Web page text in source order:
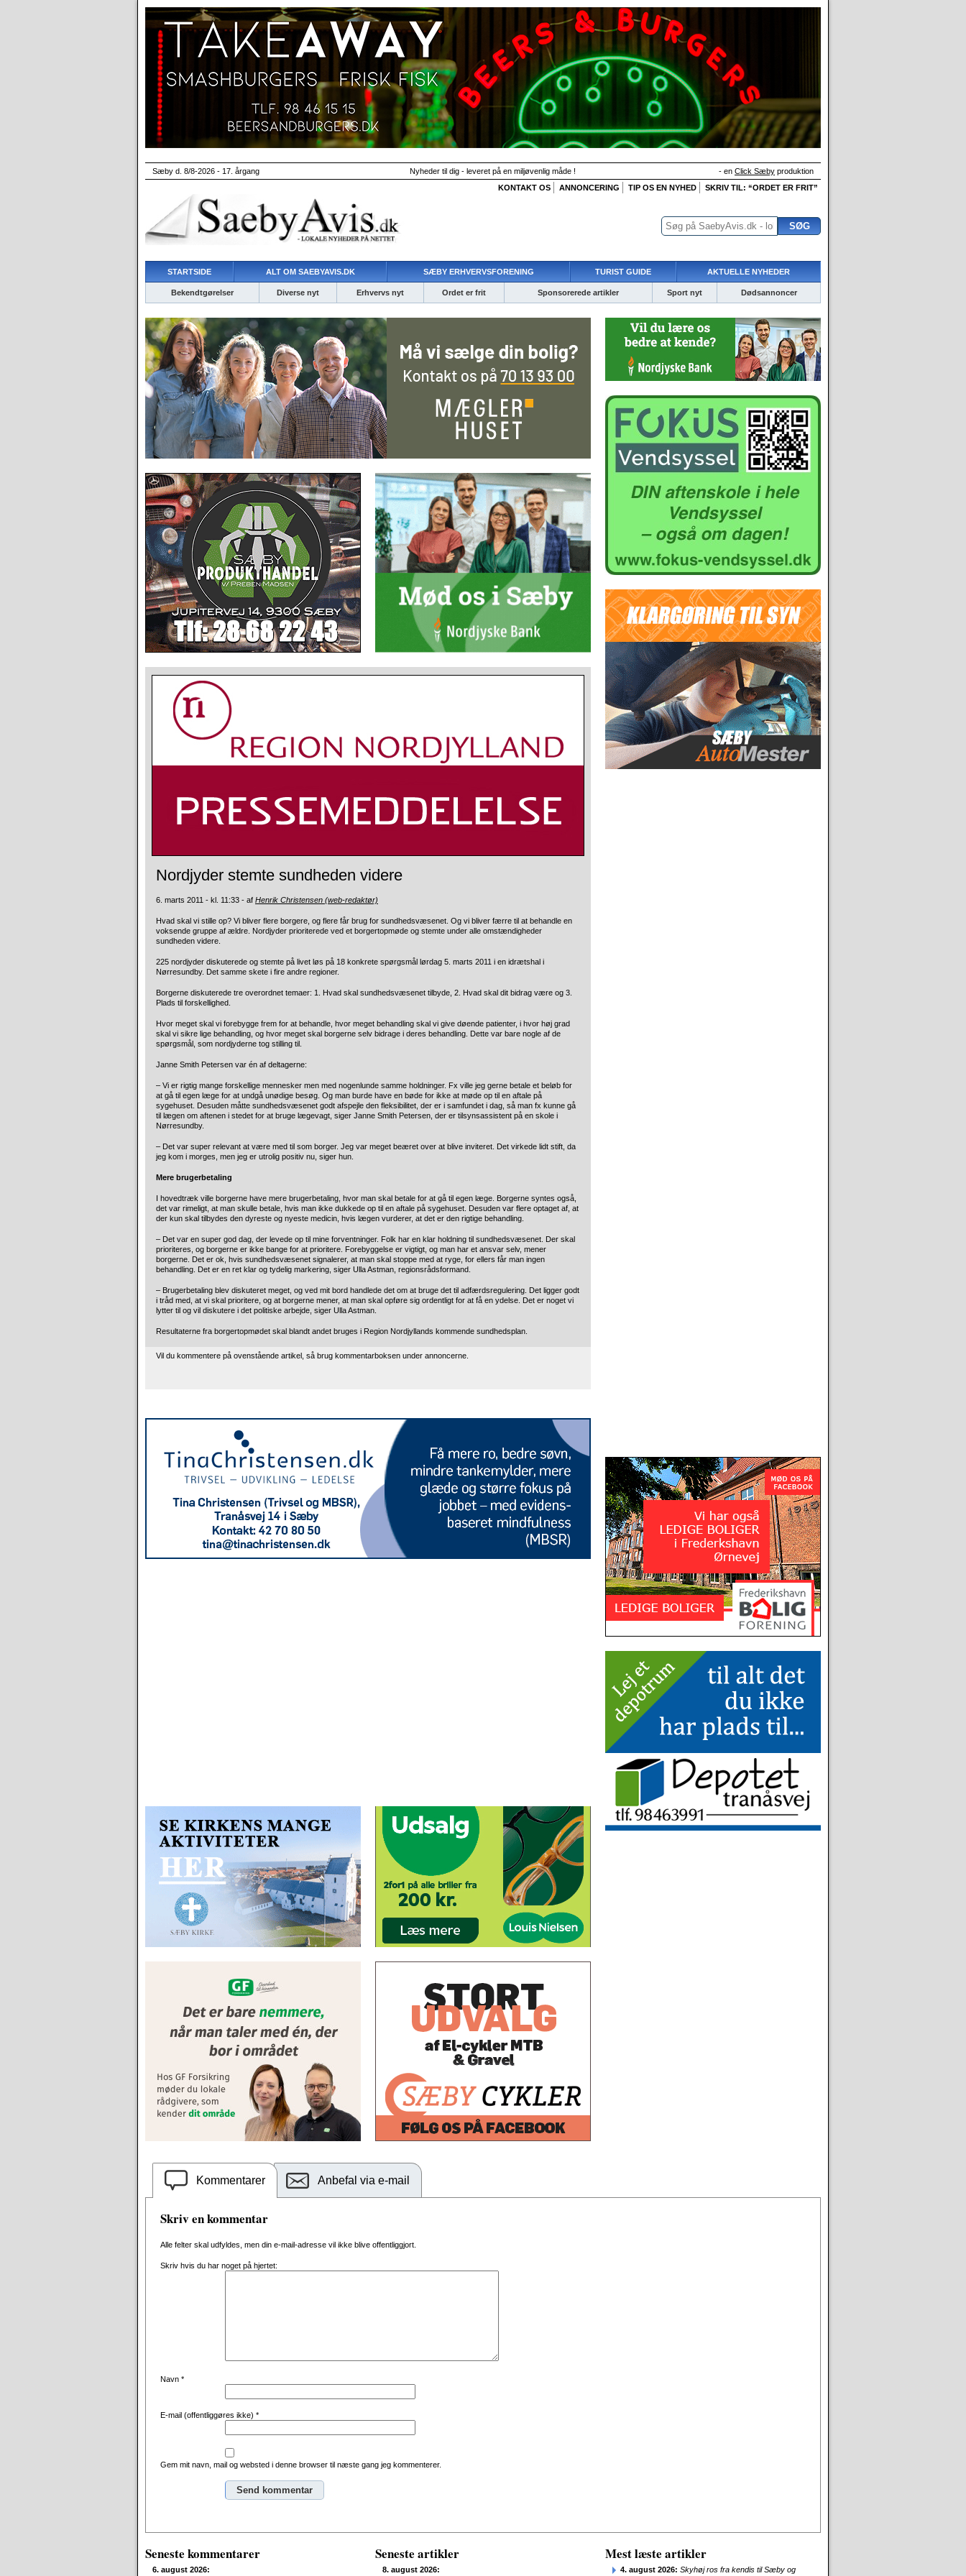
Sæby d. 8/8-2026 - 17. årgang Nyheder til dig - leveret på en miljøvenlig måde ! - en Click Sæby produktion
KONTAKT OS
ANNONCERING TIP OS EN NYHED SKRIV TIL: “ORDET ER FRIT”
STARTSIDE ALT OM SAEBYAVIS.DK SÆBY ERHVERVSFORENING TURIST GUIDE AKTUELLE NYHEDER
Bekendtgørelser Diverse nyt Erhvervs nyt Ordet er frit Sponsorerede artikler Sport nyt Dødsannoncer
Nordjyder stemte sundheden videre
6. marts 2011 - kl. 11:33 - af Henrik Christensen (web-redaktør)
Hvad skal vi stille op? Vi bliver flere borgere, og flere får brug for sundhedsvæsenet. Og vi bliver færre til at behandle en
voksende gruppe af ældre. Nordjyder prioriterede ved et borgertopmøde og stemte under alle omstændigheder
sundheden videre.
225 nordjyder diskuterede og stemte på livet løs på 18 konkrete spørgsmål lørdag 5. marts 2011 i en idrætshal i
Nørresundby. Det samme skete i fire andre regioner.
Borgerne diskuterede tre overordnet temaer: 1. Hvad skal sundhedsvæsenet tilbyde, 2. Hvad skal dit bidrag være og 3.
Plads til forskellighed.
Hvor meget skal vi forebygge frem for at behandle, hvor meget behandling skal vi give døende patienter, i hvor høj grad
skal vi sikre lige behandling, og hvor meget skal borgerne selv bidrage i deres behandling. Dette var bare nogle af de
spørgsmål, som nordjyderne tog stilling til.
Janne Smith Petersen var én af deltagerne:
– Vi er rigtig mange forskellige mennesker men med nogenlunde samme holdninger. Fx ville jeg gerne betale et beløb for
at gå til egen læge for at undgå unødige besøg. Og man burde have en bøde for ikke at møde op til en aftale på
sygehuset. Desuden måtte sundhedsvæsenet godt afspejle den fleksibilitet, der er i samfundet i dag, så man fx kunne gå
til lægen om aftenen i stedet for at bruge lægevagt, siger Janne Smith Petersen, der er tilsynsassistent på en skole i
Nørresundby.
– Det var super relevant at være med til som borger. Jeg var meget beæret over at blive inviteret. Det virkede lidt stift, da
jeg kom i morges, men jeg er utrolig positiv nu, siger hun.
Mere brugerbetaling
I hovedtræk ville borgerne have mere brugerbetaling, hvor man skal betale for at gå til egen læge. Borgerne syntes også,
det var rimeligt, at man skulle betale, hvis man ikke dukkede op til en aftale på sygehuset. Desuden var flere optaget af, at
der kun skal tilbydes den dyreste og nyeste medicin, hvis lægen vurderer, at det er den rigtige behandling.
– Det var en super god dag, der levede op til mine forventninger. Folk har en klar holdning til sundhedsvæsenet. Der skal
prioriteres, og borgerne er ikke bange for at prioritere. Forebyggelse er vigtigt, og man har et ansvar selv, mener
borgerne. Det er ok, hvis sundhedsvæsenet signalerer, at man skal stoppe med at ryge, for ellers får man ingen
behandling. Det er en ret klar og tydelig markering, siger Ulla Astman, regionsrådsformand.
– Brugerbetaling blev diskuteret meget, og ved mit bord handlede det om at bruge det til adfærdsregulering. Det ligger godt
i tråd med, at vi skal prioritere, og at borgerne mener, at man skal opføre sig ordentligt for at få en ydelse. Det er noget vi
lytter til og vil diskutere i det politiske arbejde, siger Ulla Astman.
Resultaterne fra borgertopmødet skal blandt andet bruges i Region Nordjyllands kommende sundhedsplan.
Vil du kommentere på ovenstående artikel, så brug kommentarboksen under annoncerne.
Kommentarer Anbefal via e-mail
Skriv en kommentar
Alle felter skal udfyldes, men din e-mail-adresse vil ikke blive offentliggjort.
Skriv hvis du har noget på hjertet:
Navn *
E-mail (offentliggøres ikke) *
Gem mit navn, mail og websted i denne browser til næste gang jeg kommenterer.
Seneste kommentarer
6. august 2026:
Seneste artikler
8. august 2026:
Mest læste artikler
4. august 2026: Skyhøj ros fra kendis til Sæby og